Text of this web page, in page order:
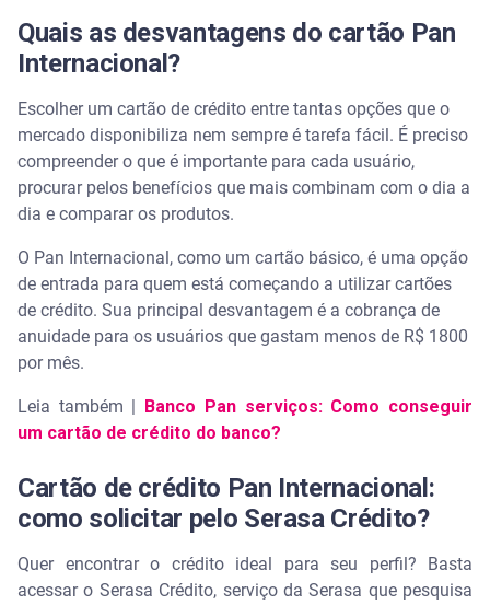
Quais as desvantagens do cartão Pan
Internacional?
Escolher um cartão de crédito entre tantas opções que o
mercado disponibiliza nem sempre é tarefa fácil. É preciso
compreender o que é importante para cada usuário,
procurar pelos benefícios que mais combinam com o dia a
dia e comparar os produtos.
O Pan Internacional, como um cartão básico, é uma opção
de entrada para quem está começando a utilizar cartões
de crédito. Sua principal desvantagem é a cobrança de
anuidade para os usuários que gastam menos de R$ 1800
por mês.
Leia também |
Banco Pan serviços: Como conseguir
um cartão de crédito do banco?
Cartão de crédito Pan Internacional:
como solicitar pelo Serasa Crédito?
Quer encontrar o crédito ideal para seu perfil? Basta
acessar o Serasa Crédito, serviço da Serasa que pesquisa